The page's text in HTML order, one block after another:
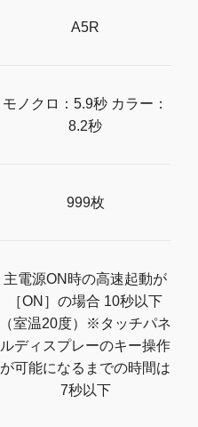
A5R
モノクロ：5.9秒 カラー：
8.2秒
999枚
主電源ON時の高速起動が
［ON］の場合 10秒以下
（室温20度）※タッチパネ
ルディスプレーのキー操作
が可能になるまでの時間は
7秒以下